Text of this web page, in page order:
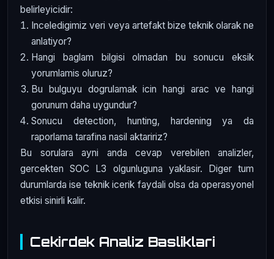
belirleyicidir:
Inceledigimiz veri veya artefakt bize teknik olarak ne
anlatiyor?
Hangi baglam bilgisi olmadan bu sonucu eksik
yorumlamis oluruz?
Bu bulguyu dogrulamak icin hangi arac ve hangi
gorunum daha uygundur?
Sonucu detection, hunting, hardening ya da
raporlama tarafina nasil aktaririz?
Bu sorulara ayni anda cevap verebilen analizler,
gercekten SOC L3 olgunluguna yaklasir. Diger tum
durumlarda ise teknik icerik faydali olsa da operasyonel
etkisi sinirli kalir.
Cekirdek Analiz Basliklari